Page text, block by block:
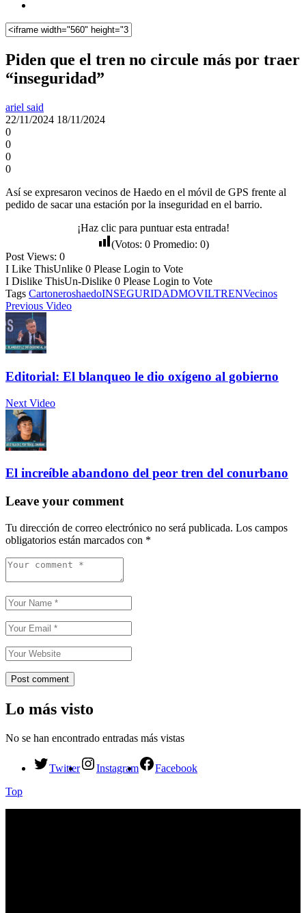
Piden que el tren no circule más por traer
“inseguridad”
ariel said
22/11/2024 18/11/2024
0
0
0
0
Así se expresaron vecinos de Haedo en el móvil de GPS frente al
pedido de sacar una estación por la inseguridad en el barrio.
¡Haz clic para puntuar esta entrada!
(Votos: 0Promedio: 0)
Post Views: 0
I Like ThisUnlike 0 Please Login to Vote
I Dislike ThisUn-Dislike 0 Please Login to Vote
Tags CartoneroshaedoINSEGURIDADMOVILTRENVecinos
Previous Video
Editorial: El blanqueo le dio oxígeno al gobierno
Next Video
El increíble abandono del peor tren del conurbano
Leave your comment
Tu dirección de correo electrónico no será publicada. Los campos
obligatorios están marcados con *
Lo más visto
No se han encontrado entradas más vistas
Twitter Instagram
Facebook
Top